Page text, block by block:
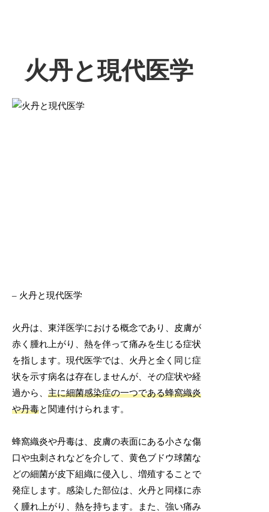
火丹と現代医学
– 火丹と現代医学
火丹は、東洋医学における概念であり、皮膚が
赤く腫れ上がり、熱を伴って痛みを生じる症状
を指します。現代医学では、火丹と全く同じ症
状を示す病名は存在しませんが、その症状や経
過から、主に細菌感染症の一つである蜂窩織炎
や丹毒と関連付けられます。
蜂窩織炎や丹毒は、皮膚の表面にある小さな傷
口や虫刺されなどを介して、黄色ブドウ球菌な
どの細菌が皮下組織に侵入し、増殖することで
発症します。感染した部位は、火丹と同様に赤
く腫れ上がり、熱を持ちます。また、強い痛み